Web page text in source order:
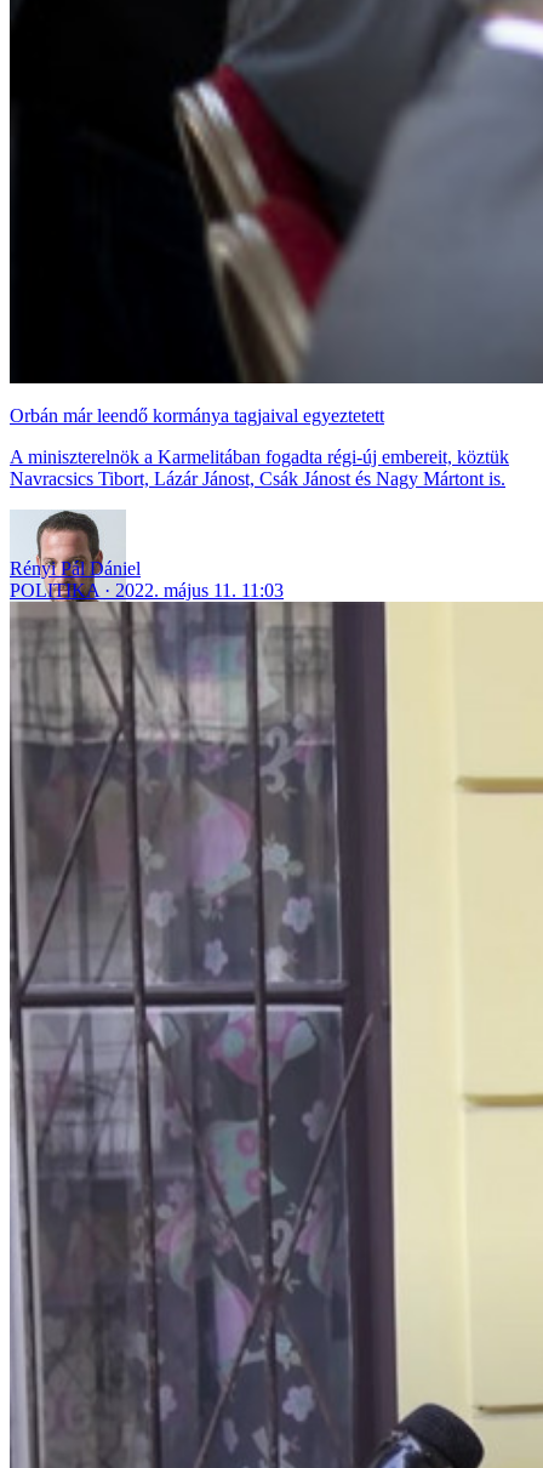
Orbán már leendő kormánya tagjaival egyeztetett
A miniszterelnök a Karmelitában fogadta régi-új embereit, köztük
Navracsics Tibort, Lázár Jánost, Csák Jánost és Nagy Mártont is.
Rényi Pál Dániel
POLITIKA
2022. május 11. 11:03